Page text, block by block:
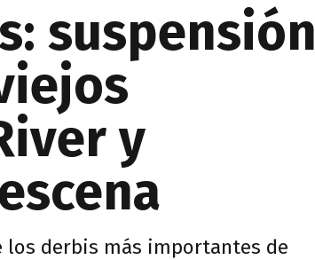
suspensión
y
los derbis más importantes de